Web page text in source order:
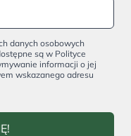
danych osobowych
są w Polityce
informacji o jej
wskazanego adresu